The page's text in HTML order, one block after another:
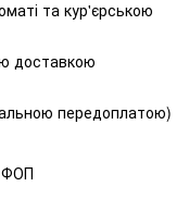
та кур'єрською
доставкою
передоплатою)
ФОП